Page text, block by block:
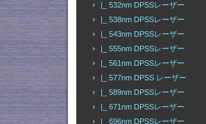
|_ 532nm DPSSレーザー
|_ 538nm DPSSレーザー
|_ 543nm DPSSレーザー
|_ 555nm DPSSレーザー
|_ 561nm DPSSレーザー
|_ 577nm DPSS レーザー
|_ 589nm DPSSレーザー
|_ 671nm DPSSレーザー
|_ 696nm DPSSレーザー